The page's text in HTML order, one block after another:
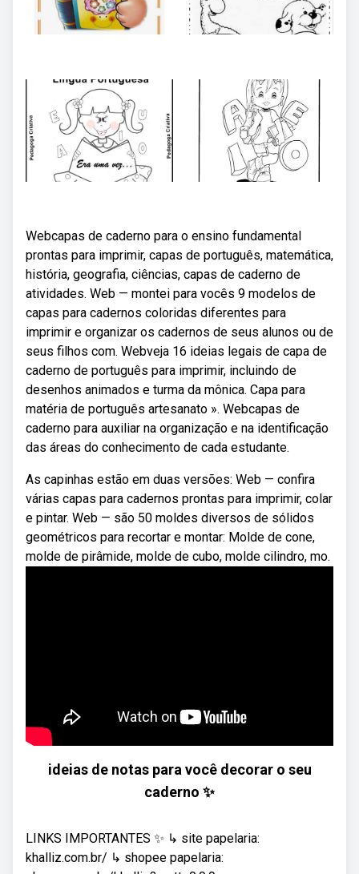
Webcapas de caderno para o ensino fundamental
prontas para imprimir, capas de português, matemática,
história, geografia, ciências, capas de caderno de
atividades. Web — montei para vocês 9 modelos de
capas para cadernos coloridas diferentes para
imprimir e organizar os cadernos de seus alunos ou de
seus filhos com. Webveja 16 ideias legais de capa de
caderno de português para imprimir, incluindo de
desenhos animados e turma da mônica. Capa para
matéria de português artesanato ». Webcapas de
caderno para auxiliar na organização e na identificação
das áreas do conhecimento de cada estudante.
As capinhas estão em duas versões: Web — confira
várias capas para cadernos prontas para imprimir, colar
e pintar. Web — são 50 moldes diversos de sólidos
geométricos para recortar e montar: Molde de cone,
molde de pirâmide, molde de cubo, molde cilindro, mo.
ideias de notas para você decorar o seu
caderno ✨
LINKS IMPORTANTES ✨ ↳ site papelaria:
khalliz.com.br/ ↳ shopee papelaria: